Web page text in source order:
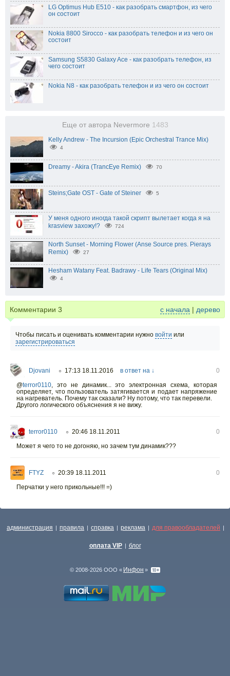
LG Optimus Hub E510 - как разобрать смартфон, из чего
он состоит
Nokia 8800 Sirocco - как разобрать телефон и из чего он
состоит
Samsung S5830 Galaxy Ace - как разобрать телефон, из
чего состоит
Nokia N8 - как разобрать телефон и из чего он состоит
Еще от автора Nevermore 1483
Kelly Andrew - The Incursion (Epic Orchestral Trance Mix)
4
Dreamy - Akira (TrancEye Remix) 70
Steins;Gate OST - Gate of Steiner 5
У меня одного иногда такой скрипт вылетает когда я на
krasview захожу!?
724
North Sunset - Morning Flower (Anse Source pres. Pierays
Remix)
27
Hesham Watany Feat. Badrawy - Life Tears (Original Mix)
4
Комментарии 3 с начала | дерево
Чтобы писать и оценивать комментарии нужно войти или
зарегистрироваться
Djovani ○ 17:13 18.11.2016 в ответ на ↓
0
@terror0110, это не динамик... это электронная схема, которая
определяет, что пользователь затягивается и подает напряжение
на нагреватель. Почему так сказали? Ну потому, что так перевели.
Другого логического объяснения я не вижу.
terror0110 ○ 20:46 18.11.2011
0
Может я чего то не догоняю, но зачем тум динамик???
FTYZ ○ 20:39 18.11.2011
0
Перчатки у него прикольные!!! =)
администрация | правила | справка | реклама | для правообладателей |
оплата VIP | блог
© 2008-2026 ООО « Инфон »